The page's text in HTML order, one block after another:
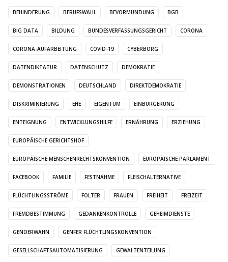
BEHINDERUNG BERUFSWAHL BEVORMUNDUNG BGB
BIG DATA BILDUNG BUNDESVERFASSUNGSGERICHT CORONA
CORONA-AUFARBEITUNG COVID-19 CYBERBORG
DATENDIKTATUR DATENSCHUTZ DEMOKRATIE
DEMONSTRATIONEN DEUTSCHLAND DIREKTDEMOKRATIE
DISKRIMINIERUNG EHE EIGENTUM EINBÜRGERUNG
ENTEIGNUNG ENTWICKLUNGSHILFE ERNÄHRUNG ERZIEHUNG
EUROPÄISCHE GERICHTSHOF
EUROPÄISCHE MENSCHENRECHTSKONVENTION EUROPÄISCHE PARLAMENT
FACEBOOK FAMILIE FESTNAHME FLEISCHALTERNATIVE
FLÜCHTLINGSSTRÖME FOLTER FRAUEN FREIHEIT FREIZEIT
FREMDBESTIMMUNG GEDANKENKONTROLLE GEHEIMDIENSTE
GENDERWAHN GENFER FLÜCHTLINGSKONVENTION
GESELLSCHAFTSAUTOMATISIERUNG GEWALTENTEILUNG